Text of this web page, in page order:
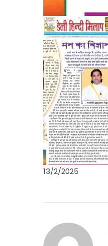
13/2/2025